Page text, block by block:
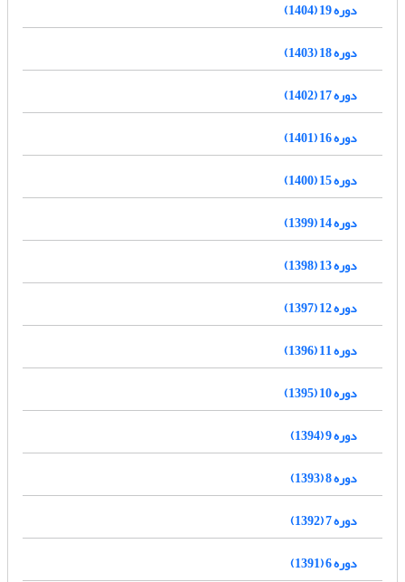
دوره 19 (1404)
دوره 18 (1403)
دوره 17 (1402)
دوره 16 (1401)
دوره 15 (1400)
دوره 14 (1399)
دوره 13 (1398)
دوره 12 (1397)
دوره 11 (1396)
دوره 10 (1395)
دوره 9 (1394)
دوره 8 (1393)
دوره 7 (1392)
دوره 6 (1391)